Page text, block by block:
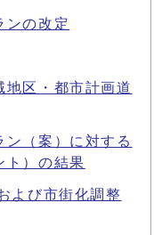
ンの改定
地区・都市計画道
（案）に対する
ト）の結果
よび市街化調整